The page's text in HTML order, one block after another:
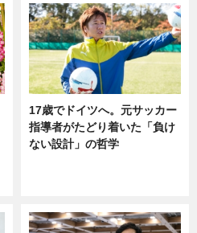
17歳でドイツへ。元サッカー
指導者がたどり着いた「負け
ない設計」の哲学